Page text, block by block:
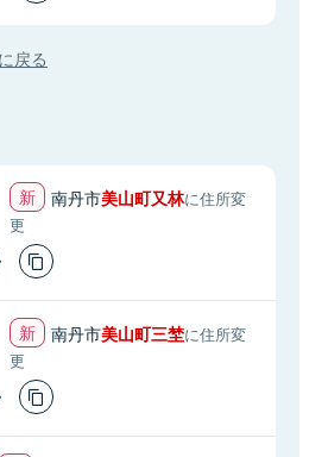
戻る
南丹市美山町又林に住所変
更
南丹市美山町三埜に住所変
更